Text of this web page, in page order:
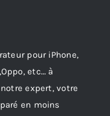
pour iPhone,
etc… à
expert, votre
en moins